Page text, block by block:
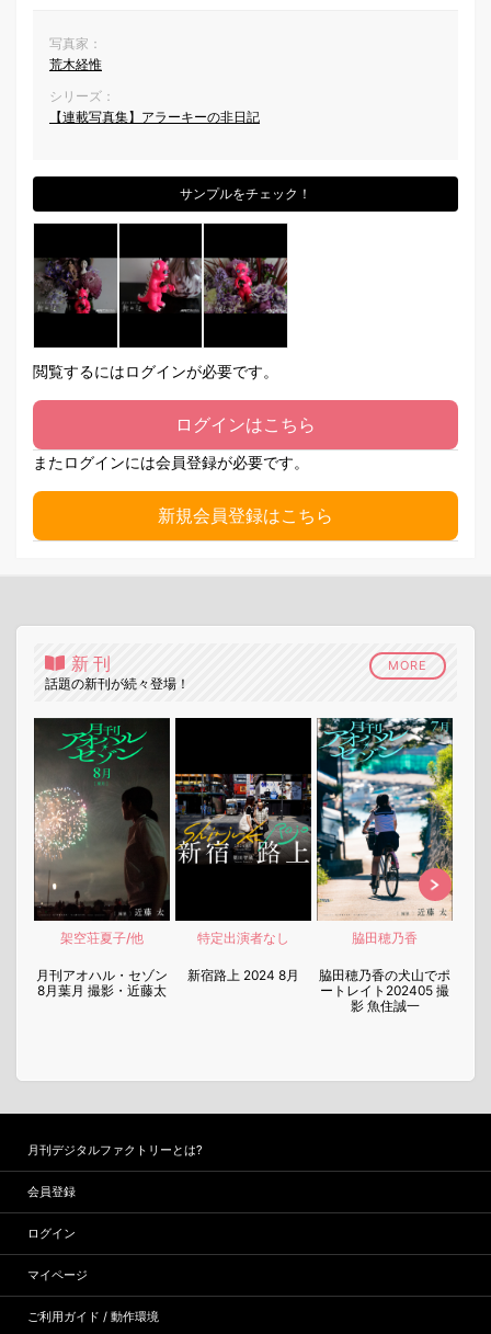
写真家：
荒木経惟
シリーズ：
【連載写真集】アラーキーの非日記
サンプルをチェック！
閲覧するにはログインが必要です。
ログインはこちら
またログインには会員登録が必要です。
新規会員登録はこちら
新刊
話題の新刊が続々登場！
MORE
架空荘夏子/他
月刊アオハル・セゾン
8月葉月 撮影・近藤太
特定出演者なし
新宿路上 2024 8月
脇田穂乃香
脇田穂乃香の犬山でポ
ートレイト202405 撮
影 魚住誠一
月刊デジタルファクトリーとは?
会員登録
ログイン
マイページ
ご利用ガイド / 動作環境